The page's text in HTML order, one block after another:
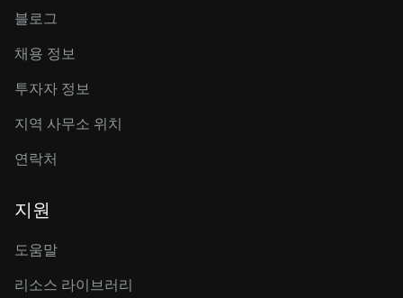
블로그
채용 정보
투자자 정보
지역 사무소 위치
연락처
지원
도움말
리소스 라이브러리